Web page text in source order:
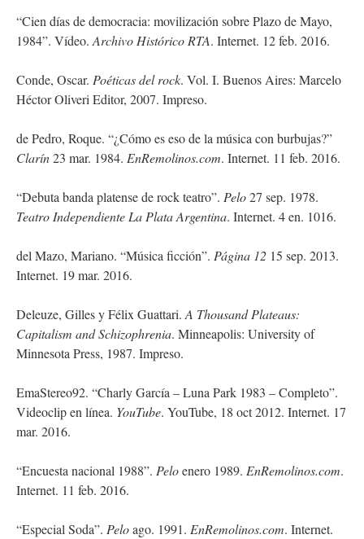
“Cien días de democracia: movilización sobre Plazo de Mayo,
1984”. Vídeo. Archivo Histórico RTA. Internet. 12 feb. 2016.
Conde, Oscar. Poéticas del rock. Vol. I. Buenos Aires: Marcelo
Héctor Oliveri Editor, 2007. Impreso.
de Pedro, Roque. “¿Cómo es eso de la música con burbujas?”
Clarín23 mar. 1984. EnRemolinos.com. Internet. 11 feb. 2016.
“Debuta banda platense de rock teatro”. Pelo27 sep. 1978.
Teatro Independiente La Plata Argentina. Internet. 4 en. 1016.
del Mazo, Mariano. “Música ficción”. Página 12 15 sep. 2013.
Internet. 19 mar. 2016.
Deleuze, Gilles y Félix Guattari. A Thousand Plateaus:
Capitalism and Schizophrenia. Minneapolis: University of
Minnesota Press, 1987. Impreso.
EmaStereo92. “Charly García – Luna Park 1983 – Completo”.
Videoclip en línea. YouTube. YouTube, 18 oct 2012. Internet. 17
mar. 2016.
“Encuesta nacional 1988”. Peloenero 1989. EnRemolinos.com.
Internet. 11 feb. 2016.
“Especial Soda”. Peloago. 1991. EnRemolinos.com. Internet.